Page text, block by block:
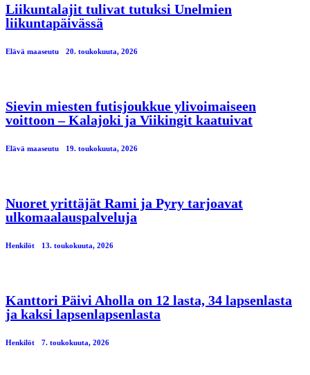
Liikuntalajit tulivat tutuksi Unelmien
liikuntapäivässä
Elävä maaseutu 20. toukokuuta, 2026
Sievin miesten futisjoukkue ylivoimaiseen
voittoon – Kalajoki ja Viikingit kaatuivat
Elävä maaseutu 19. toukokuuta, 2026
Nuoret yrittäjät Rami ja Pyry tarjoavat
ulkomaalauspalveluja
Henkilöt 13. toukokuuta, 2026
Kanttori Päivi Aholla on 12 lasta, 34 lapsenlasta
ja kaksi lapsenlapsenlasta
Henkilöt 7. toukokuuta, 2026